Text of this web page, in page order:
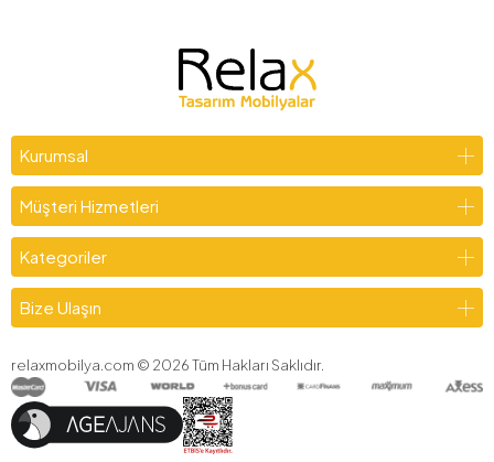
Kurumsal
Müşteri Hizmetleri
Kategoriler
Bize Ulaşın
relaxmobilya.com © 2026Tüm Hakları Saklıdır.